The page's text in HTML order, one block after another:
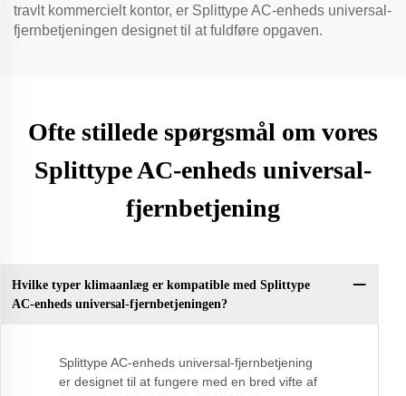
travlt kommercielt kontor, er Splittype AC-enheds universal-
fjernbetjeningen designet til at fuldføre opgaven.
Ofte stillede spørgsmål om vores
Splittype AC-enheds universal-
fjernbetjening
Hvilke typer klimaanlæg er kompatible med Splittype
AC-enheds universal-fjernbetjeningen?
Splittype AC-enheds universal-fjernbetjening
er designet til at fungere med en bred vifte af